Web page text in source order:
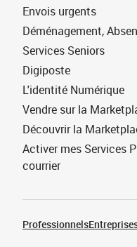
Envois urgents
Déménagement,
Services Seniors
Digiposte
L'identité Numérique
Vendre sur la
Découvrir la
Activer mes Services
courrier
Professionnels